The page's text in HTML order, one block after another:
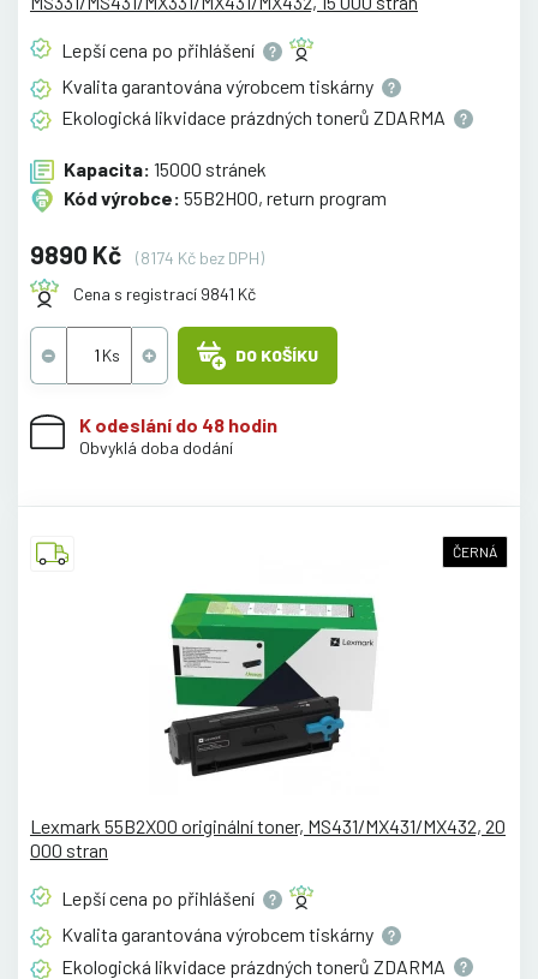
Lepší cena po přihlášení
Kvalita garantována výrobcem tiskárny
Ekologická likvidace prázdných tonerů ZDARMA
Kapacita: 15000 stránek
Kód výrobce: 55B2H00, return program
9890 Kč
(8174 Kč bez DPH)
Cena s registrací 9841 Kč
DO KOŠÍKU
K odeslání do 48 hodin
Obvyklá doba dodání
ČERNÁ
Lexmark 55B2X00 originální toner, MS431/MX431/MX432, 20
000 stran
Lepší cena po přihlášení
Kvalita garantována výrobcem tiskárny
Ekologická likvidace prázdných tonerů ZDARMA